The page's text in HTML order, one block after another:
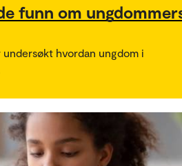
funn om
undersøkt hvordan ungdom i